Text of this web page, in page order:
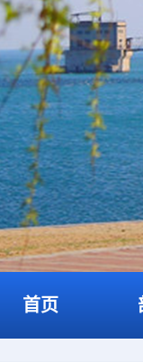
首页